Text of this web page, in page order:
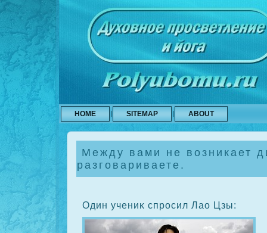
HOME SITEMAP ABOUT
Между вами не возникает
разговариваете.
Один учениκ спросил Лао Цзы: